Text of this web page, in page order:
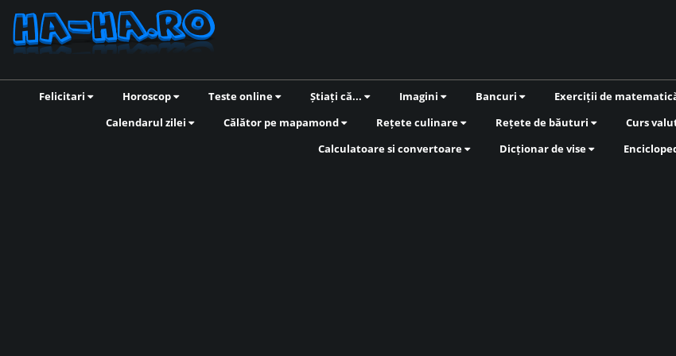
Felicitari Horoscop Teste online Știați că... Imagini Bancuri Exerciții de
Calendarul zilei
Călător pe mapamond Rețete culinare Rețete de băuturi Curs
Calculatoare si convertoare
Dicționar de vise